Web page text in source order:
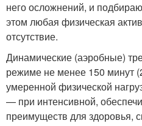
него осложнений, и
этом любая физическая
отсутствие.
Динамические (аэробные)
режиме не менее 150 минут
умеренной физической
— при интенсивной,
преимуществ для здоровья,